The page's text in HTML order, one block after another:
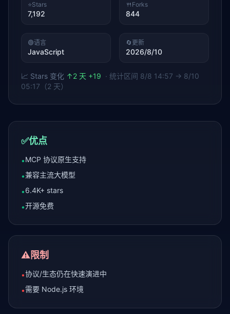
⭐Stars
7,192
🍴 Forks
844
🟢语言
JavaScript
🔄更新
2026/8/10
📈 Stars 变化 ↑2 天 +19 · 统计区间 8/8 14:57 → 8/10
05:17（2 天）
✅优点
•MCP 协议原生支持
•兼容主流大模型
•6.4K+ stars
•开源免费
⚠️限制
•协议/生态仍在快速演进中
•需要 Node.js 环境